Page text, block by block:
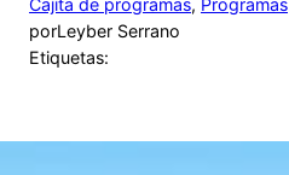
Cajita de programas, Programas
porLeyber Serrano
Etiquetas: